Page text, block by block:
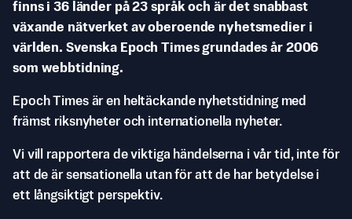
finns i 36 länder på 23 språk och är det snabbast
växande nätverket av oberoende nyhetsmedier i
världen. Svenska Epoch Times grundades år 2006
som webbtidning.
Epoch Times är en heltäckande nyhetstidning med
främst riksnyheter och internationella nyheter.
Vi vill rapportera de viktiga händelserna i vår tid, inte för
att de är sensationella utan för att de har betydelse i
ett långsiktigt perspektiv.